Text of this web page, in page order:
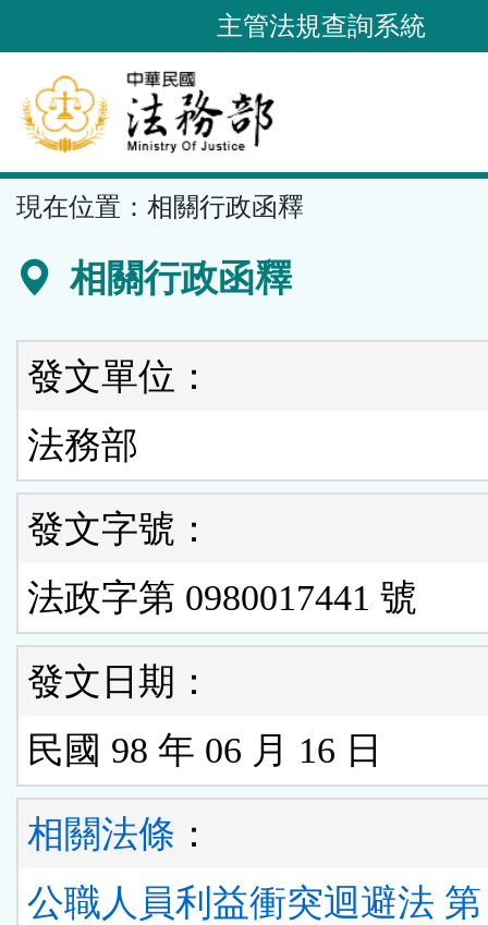
到
要
內
容
區
主管法規查詢系統
現在位置： 相關行政函釋
相關行政函釋
發文單位：
法務部
發文字號：
法政字第 0980017441 號
發文日期：
民國 98 年 06 月 16 日
相關法條 ：
公職人員利益衝突迴避法